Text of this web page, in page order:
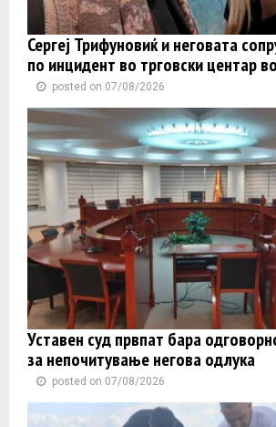
Сергеј Трифуновиќ и неговата
по инцидент во трговски центар
posted on 07/08/2026
Уставен суд првпат бара
за непочитување негова одлука
posted on 07/08/2026